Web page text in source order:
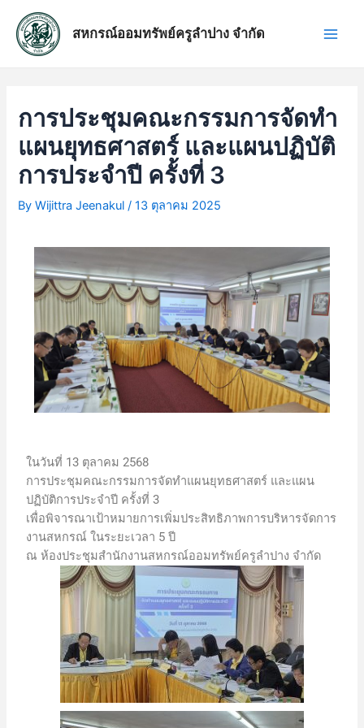
content
สหกรณ์ออมทรัพย์ครูลำปาง จำกัด
การประชุมคณะกรรมการจัดทำ
แผนยุทธศาสตร์ และแผนปฏิบัติ
การประจำปี ครั้งที่ 3
ByWijittra Jeenakul/13 ตุลาคม 2025
ในวันที่ 13 ตุลาคม 2568
การประชุมคณะกรรมการจัดทำแผนยุทธศาสตร์ และแผน
ปฏิบัติการประจำปี ครั้งที่ 3
เพื่อพิจารณาเป้าหมายการเพิ่มประสิทธิภาพการบริหารจัดการ
งานสหกรณ์ ในระยะเวลา 5 ปี
ณ ห้องประชุมสำนักงานสหกรณ์ออมทรัพย์ครูลำปาง จำกัด
เรื่อง